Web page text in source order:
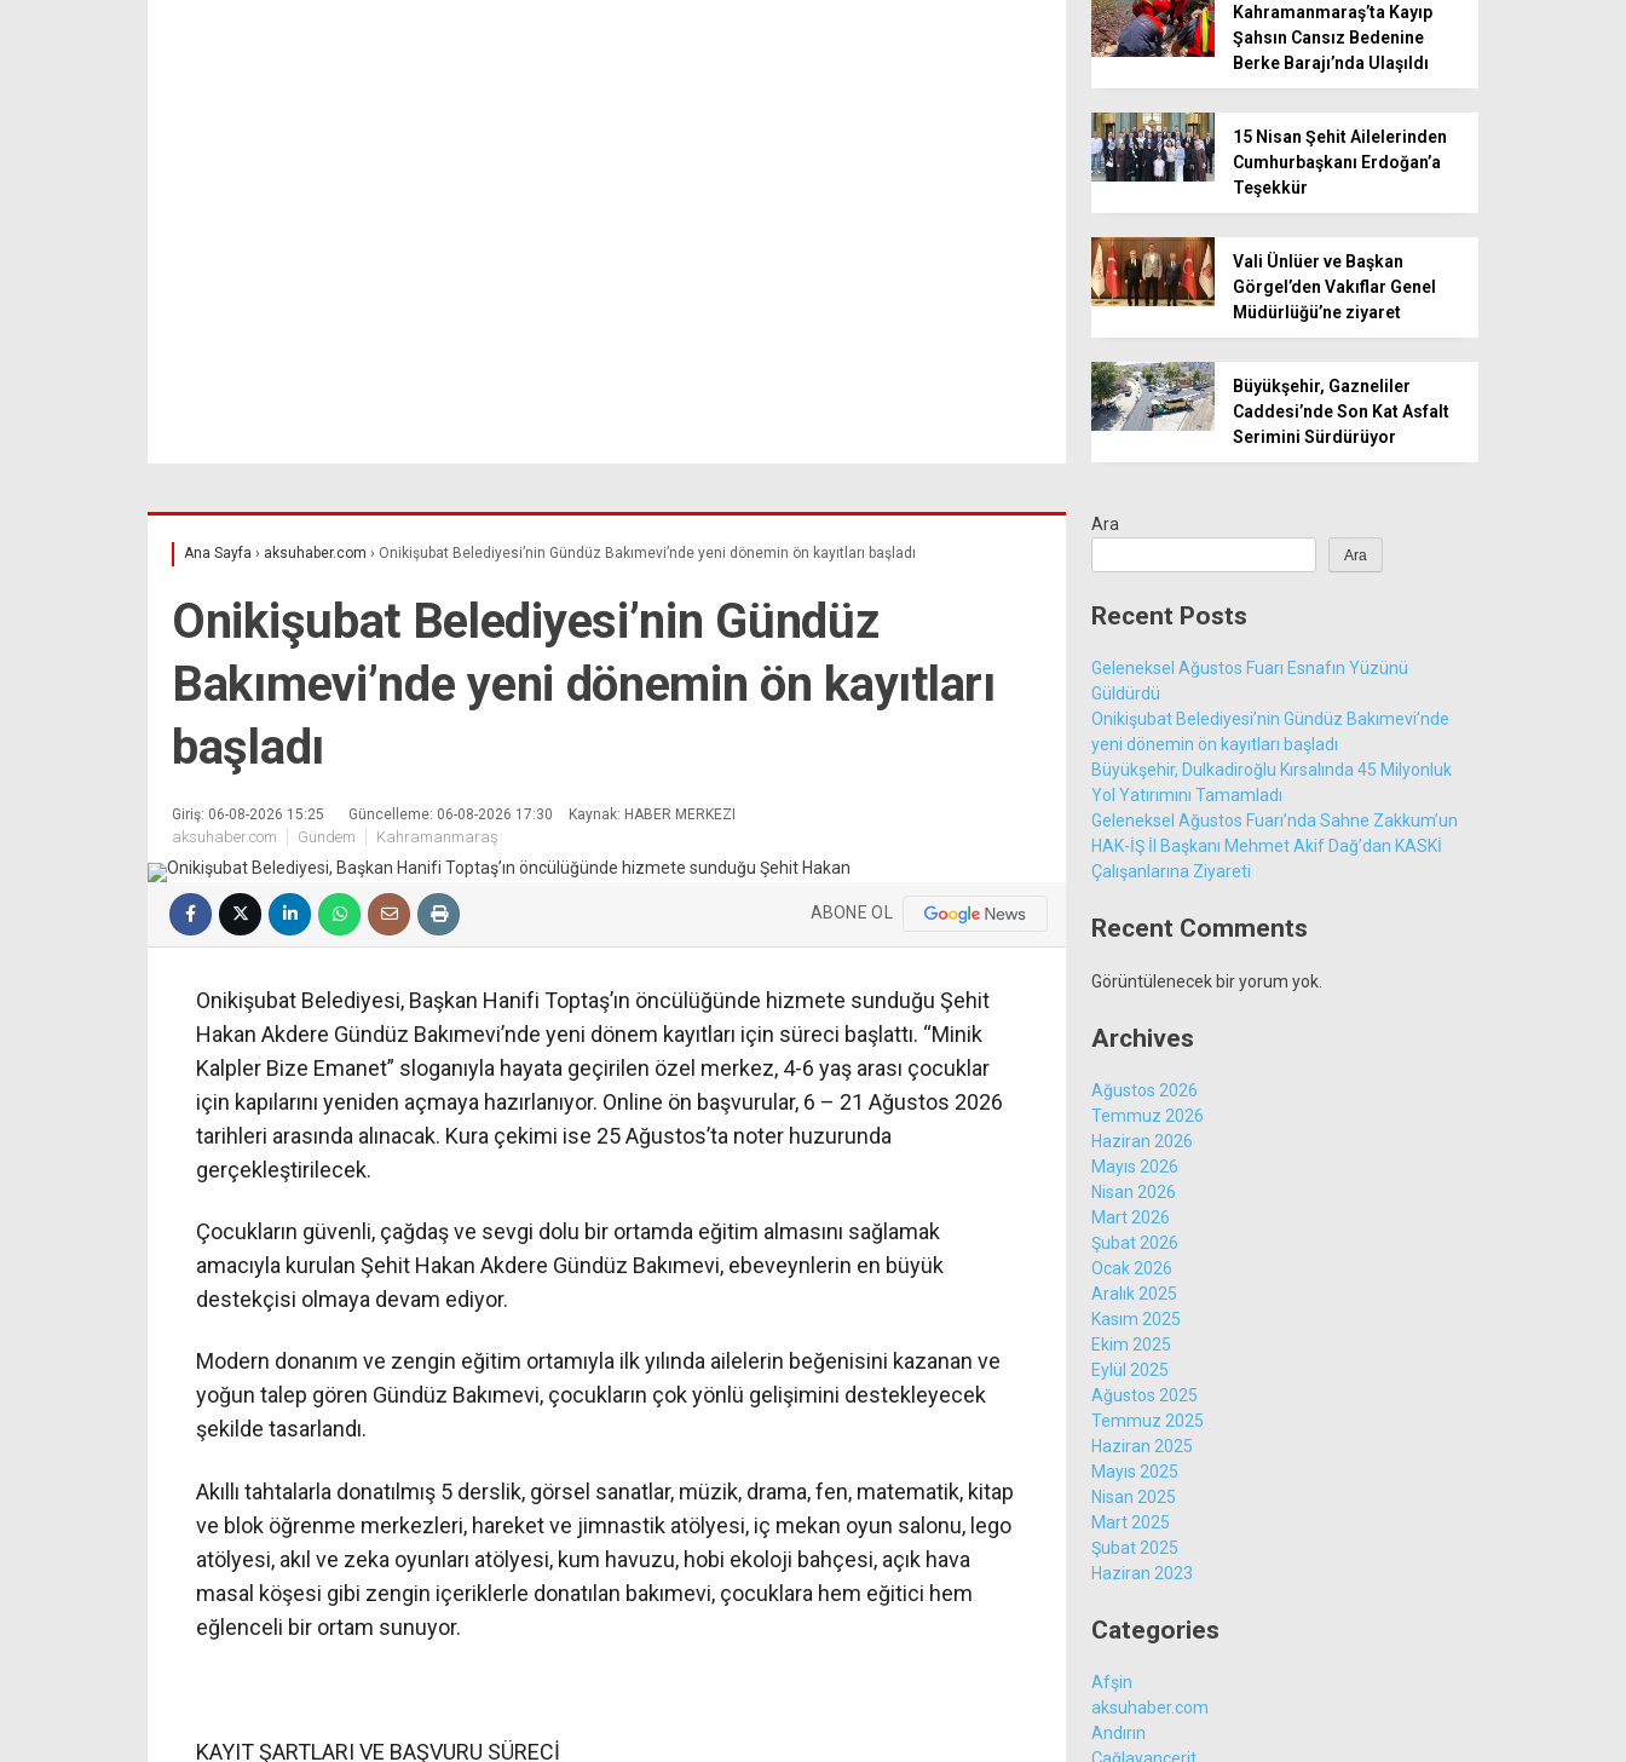
Kahramanmaraş’ta Kayıp
Şahsın Cansız Bedenine
Berke Barajı’nda Ulaşıldı
15 Nisan Şehit Ailelerinden
Cumhurbaşkanı Erdoğan’a
Teşekkür
Vali Ünlüer ve Başkan
Görgel’den Vakıflar Genel
Müdürlüğü’ne ziyaret
Büyükşehir, Gazneliler
Caddesi’nde Son Kat Asfalt
Serimini Sürdürüyor
Ana Sayfa › aksuhaber.com › Onikişubat Belediyesi’nin Gündüz Bakımevi’nde yeni dönemin ön kayıtları başladı
Onikişubat Belediyesi’nin Gündüz
Bakımevi’nde yeni dönemin ön kayıtları
başladı
Giriş: 06-08-2026 15:25 Güncelleme: 06-08-2026 17:30 Kaynak: HABER MERKEZI
aksuhaber.com Gündem Kahramanmaraş
ABONE OL
Onikişubat Belediyesi, Başkan Hanifi Toptaş’ın öncülüğünde hizmete sunduğu Şehit
Hakan Akdere Gündüz Bakımevi’nde yeni dönem kayıtları için süreci başlattı. “Minik
Kalpler Bize Emanet” sloganıyla hayata geçirilen özel merkez, 4-6 yaş arası çocuklar
için kapılarını yeniden açmaya hazırlanıyor. Online ön başvurular, 6 – 21 Ağustos 2026
tarihleri arasında alınacak. Kura çekimi ise 25 Ağustos’ta noter huzurunda
gerçekleştirilecek.
Çocukların güvenli, çağdaş ve sevgi dolu bir ortamda eğitim almasını sağlamak
amacıyla kurulan Şehit Hakan Akdere Gündüz Bakımevi, ebeveynlerin en büyük
destekçisi olmaya devam ediyor.
Modern donanım ve zengin eğitim ortamıyla ilk yılında ailelerin beğenisini kazanan ve
yoğun talep gören Gündüz Bakımevi, çocukların çok yönlü gelişimini destekleyecek
şekilde tasarlandı.
Akıllı tahtalarla donatılmış 5 derslik, görsel sanatlar, müzik, drama, fen, matematik, kitap
ve blok öğrenme merkezleri, hareket ve jimnastik atölyesi, iç mekan oyun salonu, lego
atölyesi, akıl ve zeka oyunları atölyesi, kum havuzu, hobi ekoloji bahçesi, açık hava
masal köşesi gibi zengin içeriklerle donatılan bakımevi, çocuklara hem eğitici hem
eğlenceli bir ortam sunuyor.
KAYIT ŞARTLARI VE BAŞVURU SÜRECİ
Ara
Ara
Recent Posts
Geleneksel Ağustos Fuarı Esnafın Yüzünü
Güldürdü
Onikişubat Belediyesi’nin Gündüz Bakımevi’nde
yeni dönemin ön kayıtları başladı
Büyükşehir, Dulkadiroğlu Kırsalında 45 Milyonluk
Yol Yatırımını Tamamladı
Geleneksel Ağustos Fuarı’nda Sahne Zakkum’un
HAK-İŞ İl Başkanı Mehmet Akif Dağ’dan KASKİ
Çalışanlarına Ziyareti
Recent Comments
Görüntülenecek bir yorum yok.
Archives
Ağustos 2026
Temmuz 2026
Haziran 2026
Mayıs 2026
Nisan 2026
Mart 2026
Şubat 2026
Ocak 2026
Aralık 2025
Kasım 2025
Ekim 2025
Eylül 2025
Ağustos 2025
Temmuz 2025
Haziran 2025
Mayıs 2025
Nisan 2025
Mart 2025
Şubat 2025
Haziran 2023
Categories
Afşin
aksuhaber.com
Andırın